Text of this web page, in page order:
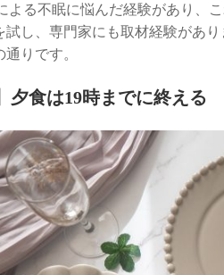
よる不眠に悩んだ経験があり、
試し、専門家にも取材経験があ
りです。
夕食は19時までに終える